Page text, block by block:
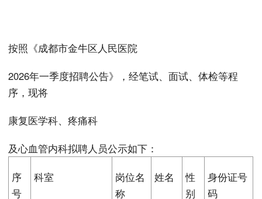
按照《成都市金牛区人民医院
2026年一季度招聘公告》，经笔试、面试、体检等程
序，现将
康复医学科、疼痛科
及心血管内科拟聘人员公示如下：
序
号
科室
岗位名
称
姓名
性
别
身份证号
码